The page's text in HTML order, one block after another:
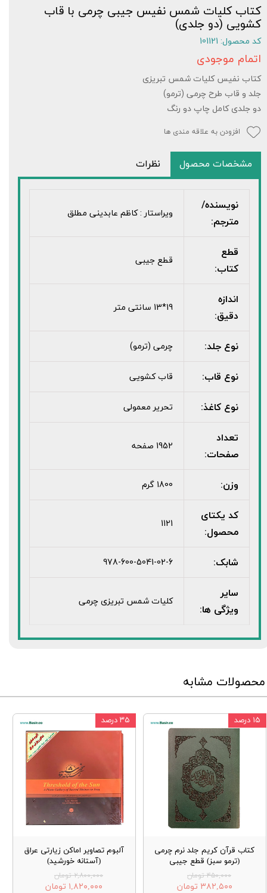
کتاب کلیات شمس نفیس جیبی چرمی با قاب
کشویی (دو جلدی)
کد محصول: 101121
اتمام موجودی
کتاب نفیس کلیات شمس تبریزی
جلد و قاب طرح چرمی (ترمو)
دو جلدی کامل چاپ دو رنگ
افزودن به علاقه مندی ها
مشخصات محصول نظرات
نویسنده/
مترجم:
ویراستار : کاظم عابدینی مطلق
قطع
کتاب:
قطع جیبی
اندازه
دقیق:
19*13 سانتی متر
نوع جلد: چرمی (ترمو)
نوع قاب: قاب کشویی
نوع کاغذ: تحریر معمولی
تعداد
صفحات:
1952 صفحه
وزن: 1800 گرم
کد یکتای
محصول:
1121
شابک: 978-600-5041-02-6
سایر
ویژگی ها:
کلیات شمس تبریزی چرمی
محصولات مشابه
کتاب قرآن کریم جلد نرم چرمی
(ترمو سبز) قطع جیبی
۴۵۰,۰۰۰ تومان
۳۸۲,۵۰۰ تومان
۱۵ درصد
آلبوم تصاویر اماکن زیارتی عراق
(آستانه خورشید)
۲,۸۰۰,۰۰۰ تومان
۱,۸۲۰,۰۰۰ تومان
۳۵ درصد